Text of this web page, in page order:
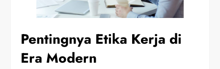
Pentingnya Etika Kerja di
Era Modern